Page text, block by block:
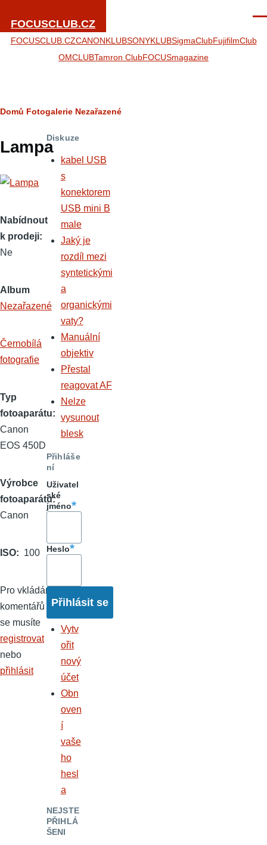
FOCUSCLUB.CZ
FOCUSCLUB.CZCANONKLUBSONYKLUBSigmaClubFujifilmClub
OMCLUBTamron ClubFOCUSmagazine
Drobečková
navigace
Domů Fotogalerie Nezařazené
Lampa
Nabídnout
k prodeji
Ne
Album
Nezařazené
Černobílá
fotografie
Typ
fotoaparátu
Canon
EOS 450D
Výrobce
fotoaparátu
Canon
ISO 100
Pro vkládání
komentářů
se musíte
registrovat
nebo
přihlásit
Diskuze
kabel USB
s
konektorem
USB mini B
male
Jaký je
rozdíl mezi
syntetickými
a
organickými
vaty?
Manuální
objektiv
Přestal
reagovat AF
Nelze
vysunout
blesk
Přihláše
ní
Uživatel
ské
jméno
Heslo
Vytv
ořit
nový
účet
Obn
oven
í
vaše
ho
hesl
a
NEJSTE
PŘIHLÁ
ŠENI